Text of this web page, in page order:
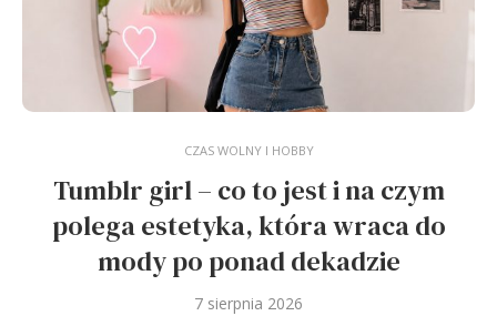
CZAS WOLNY I HOBBY
Tumblr girl – co to jest i na czym
polega estetyka, która wraca do
mody po ponad dekadzie
7 sierpnia 2026